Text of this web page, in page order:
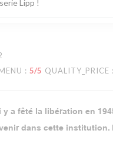
Lipp !
: 5/5 QUALITY_PRICE
a fêté la libération en
dans cette institution.